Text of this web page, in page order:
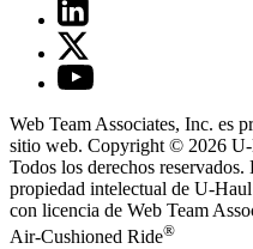
Web Team Associates, Inc. es
sitio web. Copyright © 2026
Todos los derechos reservados.
propiedad intelectual de U-Haul
con licencia de Web Team
Air-Cushioned Ride®